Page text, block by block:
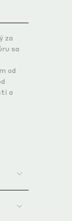
za
sa
od
a